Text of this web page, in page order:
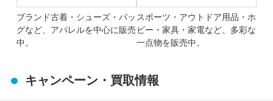
ブランド古着・シューズ・バッ
グなど、アパレルを中心に販売
中。
スポーツ・アウトドア用品・ホ
ビー・家具・家電など、多彩な
一点物を販売中。
キャンペーン・買取情報